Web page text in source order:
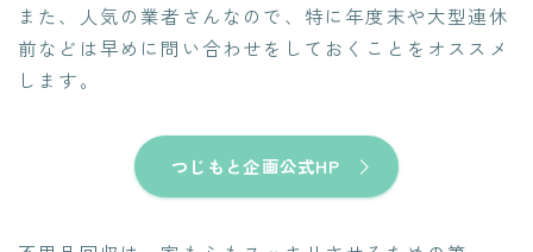
また、人気の業者さんなので、特に年度末や大型連休
前などは早めに問い合わせをしておくことをオススメ
します。
つじもと企画公式HP